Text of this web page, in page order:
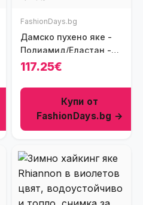
FashionDays.bg
Дамско пухено яке -
Полиамид/Еластан -
Зелено -
117.25€
Купи от
FashionDays.bg →